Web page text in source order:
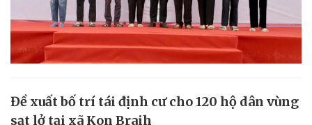
Đề xuất bố trí tái định cư cho 120 hộ dân vùng
sạt lở tại xã Kon Braih